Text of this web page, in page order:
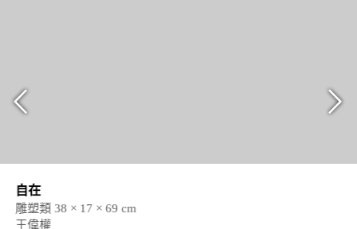
自在
雕塑類 38 × 17 × 69 cm
王偉權